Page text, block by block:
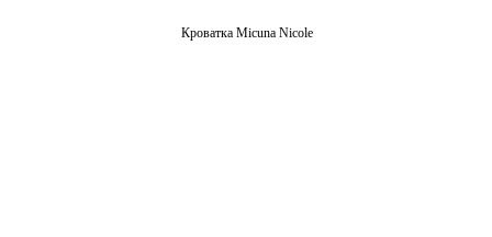
Кроватка Micuna Nicole